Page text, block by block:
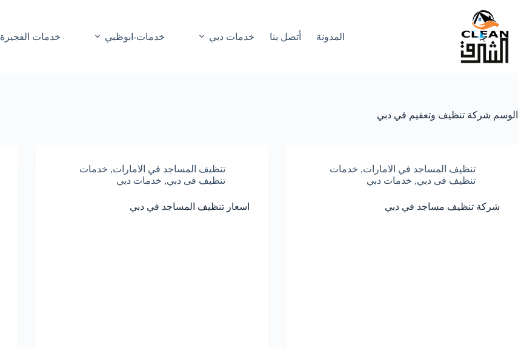
المحتوى
المدونة أتصل بنا خدمات دبي خدمات-ابوظبي خدمات الفجيرة
الوسم شركة تنظيف وتعقيم في دبي
تنظيف المساجد في الامارات, خدمات
تنظيف فى دبي, خدمات دبي
شركة تنظيف مساجد في دبي
تنظيف المساجد في الامارات, خدمات
تنظيف فى دبي, خدمات دبي
اسعار تنظيف المساجد في دبي